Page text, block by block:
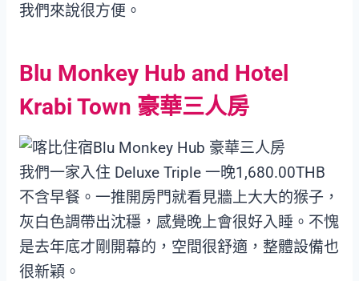
我們來說很方便。
Blu Monkey Hub and Hotel
Krabi Town 豪華三人房
我們一家入住 Deluxe Triple 一晚1,680.00THB
不含早餐。一推開房門就看見牆上大大的猴子，
灰白色調帶出沈穩，感覺晚上會很好入睡。不愧
是去年底才剛開幕的，空間很舒適，整體設備也
很新穎。